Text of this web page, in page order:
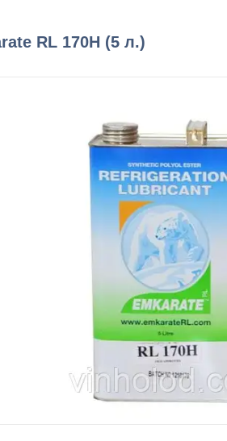
RL 170H (5 л.)